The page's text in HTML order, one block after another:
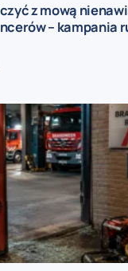
z mową
– kampania